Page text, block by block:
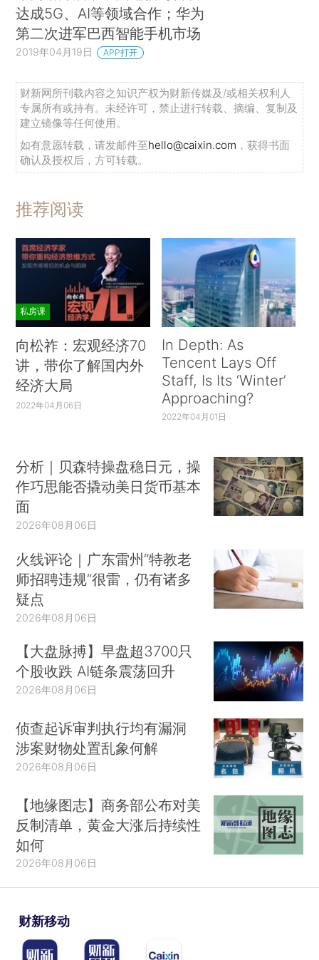
达成5G、AI等领域合作；华为
第二次进军巴西智能手机市场
2019年04月19日 APP打开
财新网所刊载内容之知识产权为财新传媒及/或相关权利人
专属所有或持有。未经许可，禁止进行转载、摘编、复制及
建立镜像等任何使用。
如有意愿转载，请发邮件至hello@caixin.com ，获得书面
确认及授权后，方可转载。
推荐阅读
私房课
向松祚：宏观经济70
讲，带你了解国内外
经济大局
2022年04月06日
In Depth: As
Tencent Lays Off
Staff, Is Its ‘Winter’
Approaching?
2022年04月01日
分析｜贝森特操盘稳日元，操
作巧思能否撬动美日货币基本
面
2026年08月06日
火线评论｜广东雷州“特教老
师招聘违规”很雷，仍有诸多
疑点
2026年08月06日
【大盘脉搏】早盘超3700只
个股收跌 AI链条震荡回升
2026年08月06日
侦查起诉审判执行均有漏洞
涉案财物处置乱象何解
2026年08月06日
【地缘图志】商务部公布对美
反制清单，黄金大涨后持续性
如何
2026年08月06日
财新移动